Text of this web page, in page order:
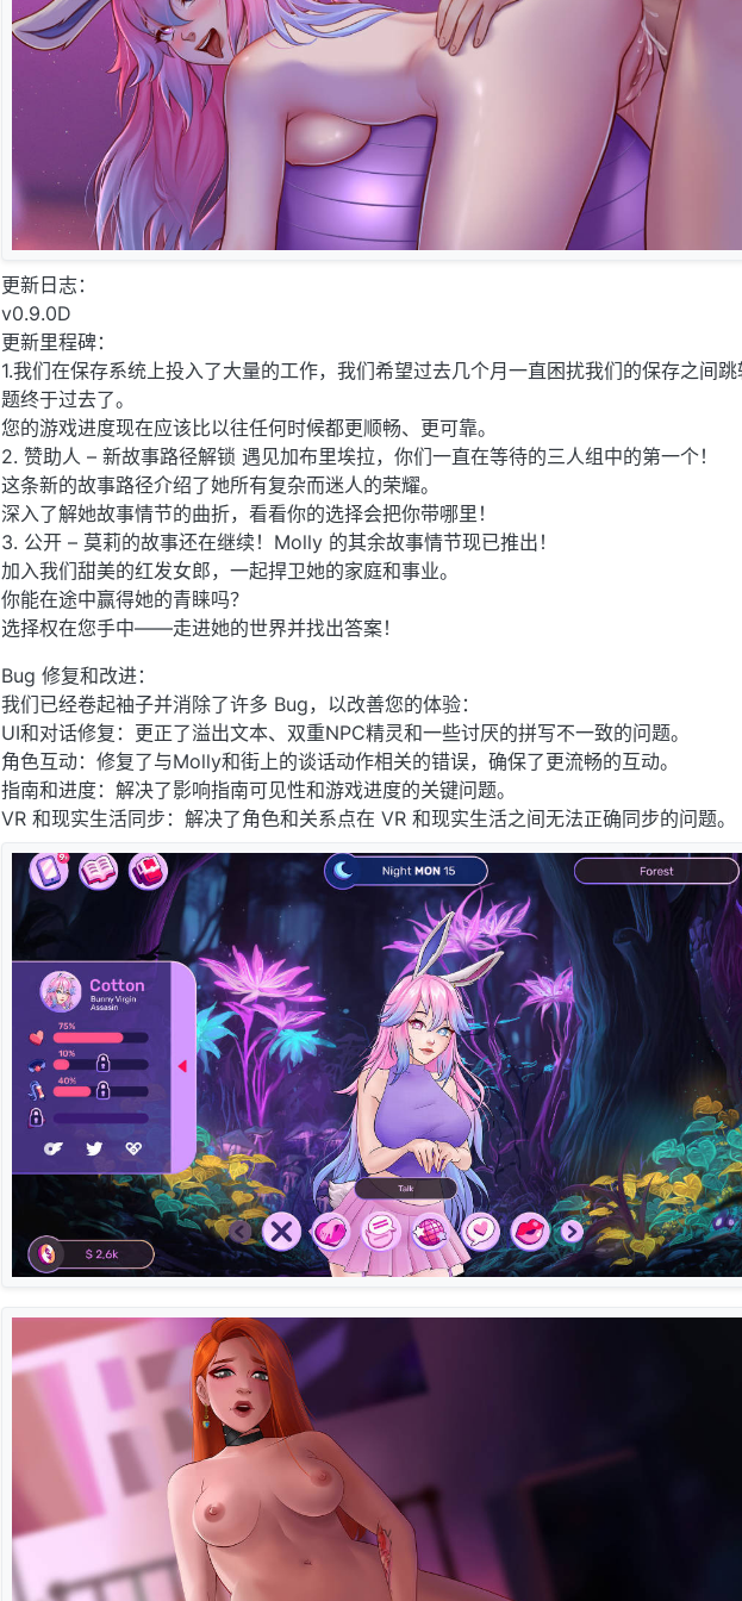
更新日志：
v0.9.0D
更新里程碑：
1.我们在保存系统上投入了大量的工作，我们希望过去几个月一直困扰我们的保存之间
题终于过去了。
您的游戏进度现在应该比以往任何时候都更顺畅、更可靠。
2. 赞助人 – 新故事路径解锁 遇见加布里埃拉，你们一直在等待的三人组中的第一个！
这条新的故事路径介绍了她所有复杂而迷人的荣耀。
深入了解她故事情节的曲折，看看你的选择会把你带哪里！
3. 公开 – 莫莉的故事还在继续！Molly 的其余故事情节现已推出！
加入我们甜美的红发女郎，一起捍卫她的家庭和事业。
你能在途中赢得她的青睐吗？
选择权在您手中——走进她的世界并找出答案！
Bug 修复和改进：
我们已经卷起袖子并消除了许多 Bug，以改善您的体验：
UI和对话修复：更正了溢出文本、双重NPC精灵和一些讨厌的拼写不一致的问题。
角色互动：修复了与Molly和街上的谈话动作相关的错误，确保了更流畅的互动。
指南和进度：解决了影响指南可见性和游戏进度的关键问题。
VR 和现实生活同步：解决了角色和关系点在 VR 和现实生活之间无法正确同步的问题。